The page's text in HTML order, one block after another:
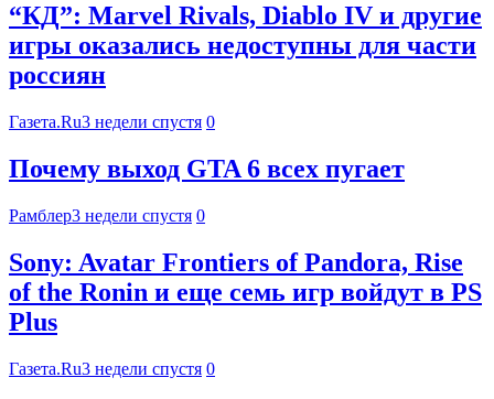
“КД”: Marvel Rivals, Diablo IV и другие
игры оказались недоступны для части
россиян
Газета.Ru3 недели спустя 0
Почему выход GTA 6 всех пугает
Рамблер3 недели спустя 0
Sony: Avatar Frontiers of Pandora, Rise
of the Ronin и еще семь игр войдут в PS
Plus
Газета.Ru3 недели спустя 0